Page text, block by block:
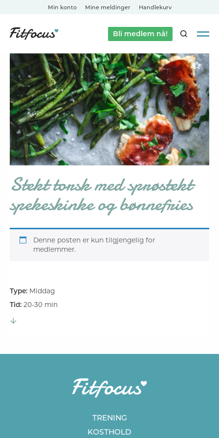
Min konto Mine meldinger Handlekurv
Bli medlem nå!SØK
Stekt torsk med sprøstekt
spekeskinke og bønnefries
Denne posten er kun tilgjengelig for
medlemmer.
Type: Middag
Tid: 20-30 min
TRENING
KOSTHOLD